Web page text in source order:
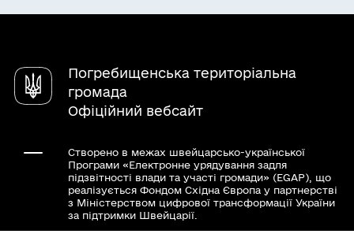
Чат-бот «СВОЇ»
Погребищенська територіальна
громада
Офіційний вебсайт
Створено в межах швейцарсько-української
Програми «Електронне урядування задля
підзвітності влади та участі громади» (EGAP), що
реалізується Фондом Східна Європа у партнерстві
з Міністерством цифрової трансформації України
за підтримки Швейцарії.